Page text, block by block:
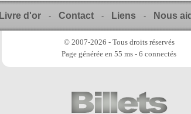
Livre d'or - Contact - Liens - Nous
© 2007-2026 - Tous droits réservés
Page générée en 55 ms - 6 connectés